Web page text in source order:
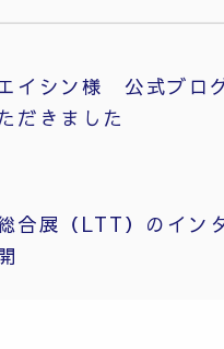
イシン様 公式ブロ
だきました
合展（LTT）のイン